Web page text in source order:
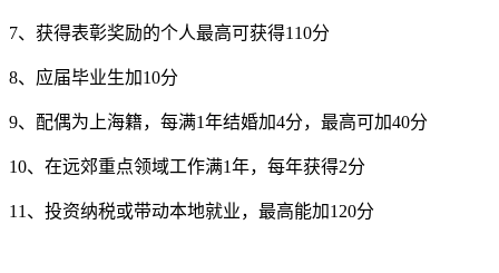
7、获得表彰奖励的个人最高可获得110分
8、应届毕业生加10分
9、配偶为上海籍，每满1年结婚加4分，最高可加40分
10、在远郊重点领域工作满1年，每年获得2分
11、投资纳税或带动本地就业，最高能加120分